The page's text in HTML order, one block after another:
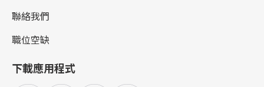
聯絡我們
職位空缺
下載應用程式